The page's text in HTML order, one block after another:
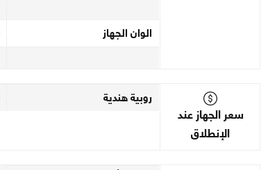
الوان الجهاز
سعر الجهاز عند
الإنطلاق
روبية هندية